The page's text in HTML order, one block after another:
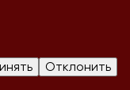
Отклонить